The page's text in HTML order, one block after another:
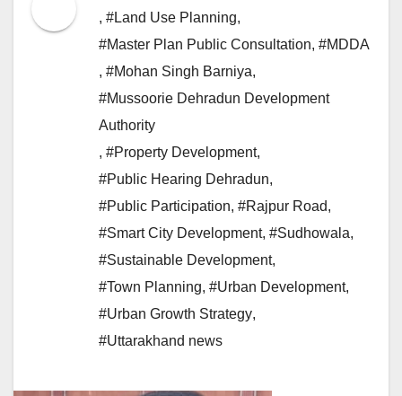
, #Land Use Planning,
#Master Plan Public Consultation, #MDDA
, #Mohan Singh Barniya,
#Mussoorie Dehradun Development
Authority
, #Property Development,
#Public Hearing Dehradun,
#Public Participation, #Rajpur Road,
#Smart City Development, #Sudhowala,
#Sustainable Development,
#Town Planning, #Urban Development,
#Urban Growth Strategy,
#Uttarakhand news